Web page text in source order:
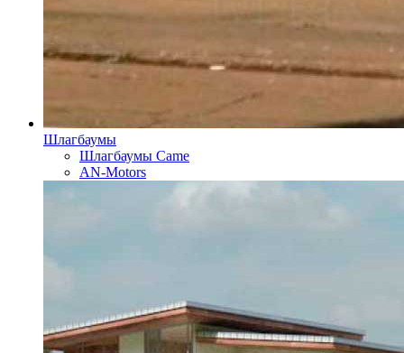
Шлагбаумы
Шлагбаумы Came
AN-Motors